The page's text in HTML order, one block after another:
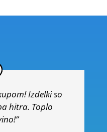
Izdelki so
hitra. Toplo